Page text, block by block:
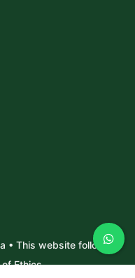
• This website follows
Ethics